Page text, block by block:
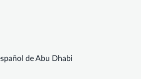
de Abu Dhabi